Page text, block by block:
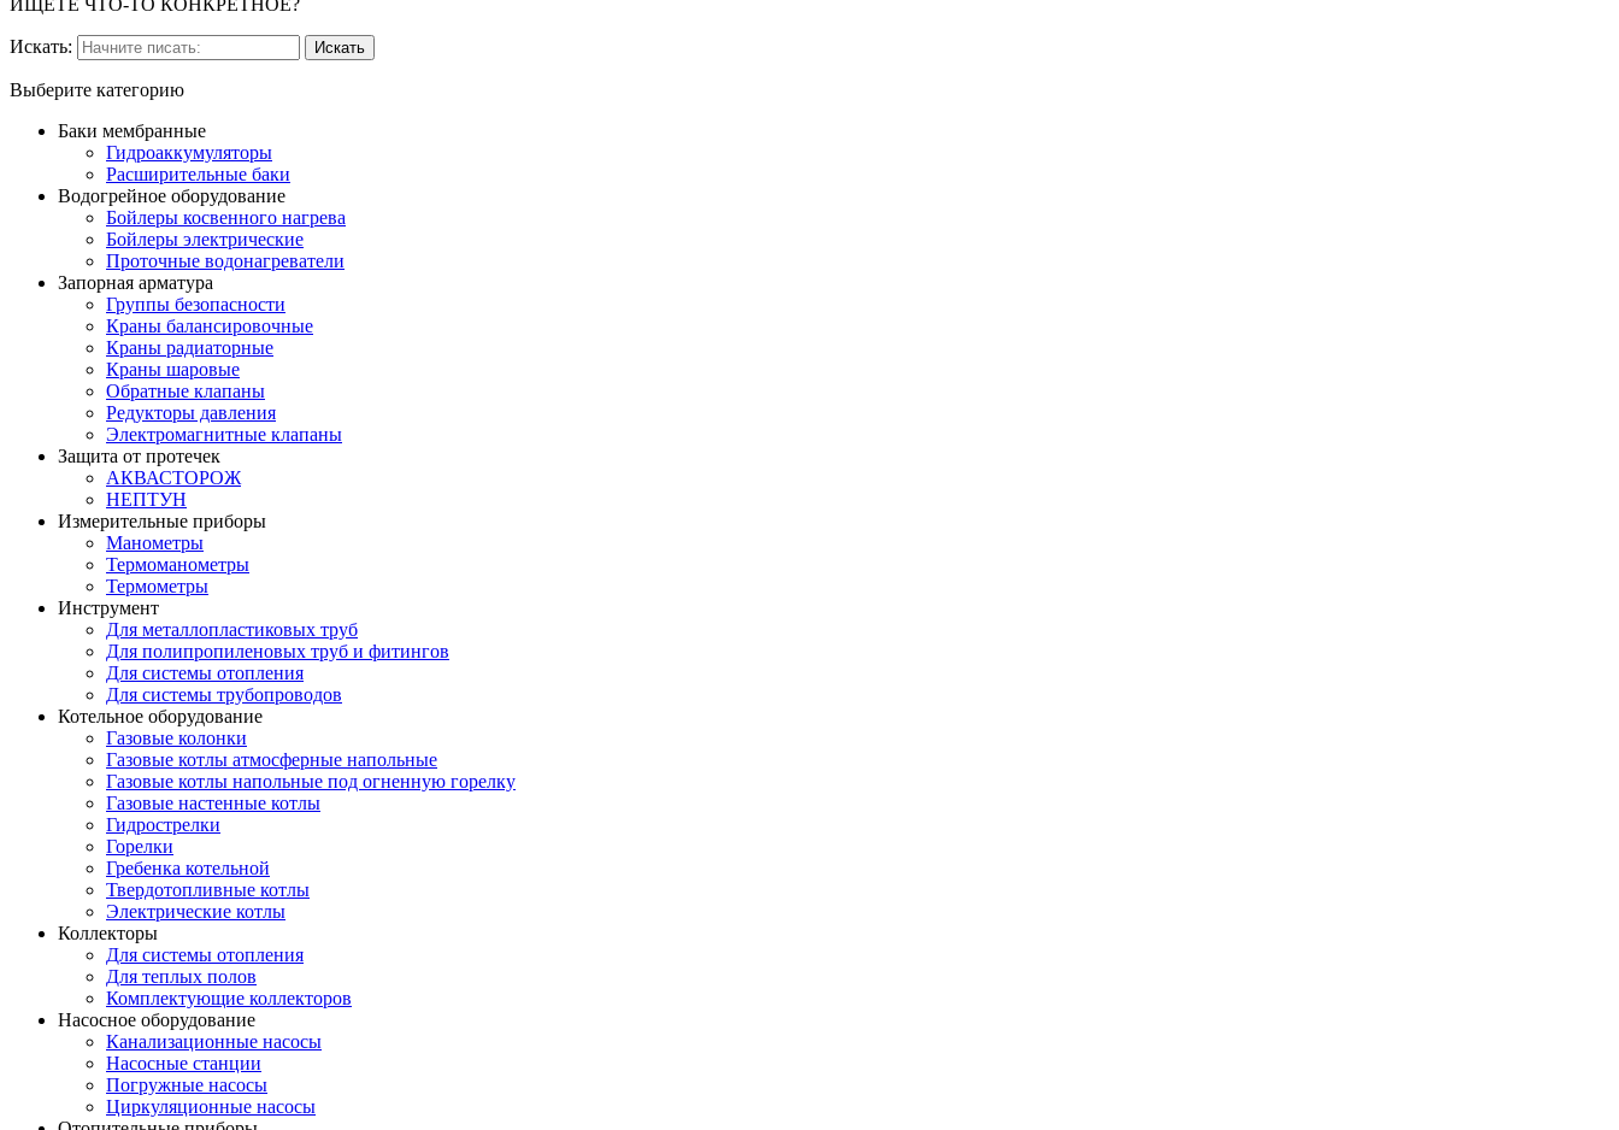
Искать:
Выберите категорию
Баки мембранные
Гидроаккумуляторы
Расширительные баки
Водогрейное оборудование
Бойлеры косвенного нагрева
Бойлеры электрические
Проточные водонагреватели
Запорная арматура
Группы безопасности
Краны балансировочные
Краны радиаторные
Краны шаровые
Обратные клапаны
Редукторы давления
Электромагнитные клапаны
Защита от протечек
АКВАСТОРОЖ
НЕПТУН
Измерительные приборы
Манометры
Термоманометры
Термометры
Инструмент
Для металлопластиковых труб
Для полипропиленовых труб и фитингов
Для системы отопления
Для системы трубопроводов
Котельное оборудование
Газовые колонки
Газовые котлы атмосферные напольные
Газовые котлы напольные под огненную горелку
Газовые настенные котлы
Гидрострелки
Горелки
Гребенка котельной
Твердотопливные котлы
Электрические котлы
Коллекторы
Для системы отопления
Для теплых полов
Комплектующие коллекторов
Насосное оборудование
Канализационные насосы
Насосные станции
Погружные насосы
Циркуляционные насосы